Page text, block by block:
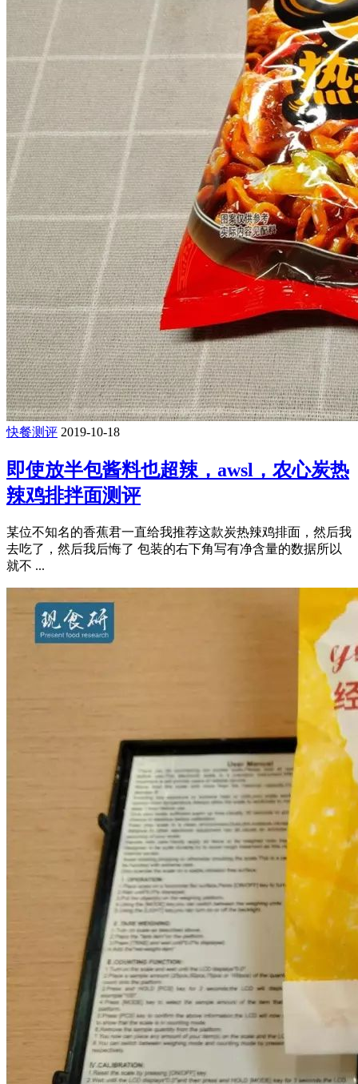
快餐测评 2019-10-18
即使放半包酱料也超辣，awsl，农心炭热
辣鸡排拌面测评
某位不知名的香蕉君一直给我推荐这款炭热辣鸡排面，然后我
去吃了，然后我后悔了 包装的右下角写有净含量的数据所以
就不 ...